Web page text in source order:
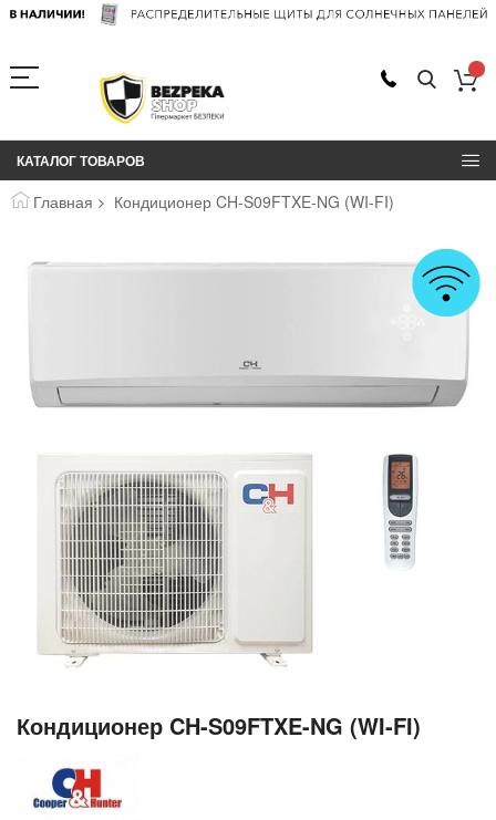
КАТАЛОГ ТОВАРОВ
Главная Кондиционер CH-S09FTXE-NG (WI-FI)
Перейти
галереи
изображений
Кондиционер CH-S09FTXE-NG (WI-FI)